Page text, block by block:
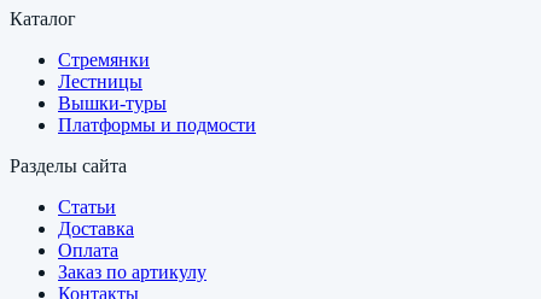
Каталог
Стремянки
Лестницы
Вышки-туры
Платформы и подмости
Разделы сайта
Статьи
Доставка
Оплата
Заказ по артикулу
Контакты